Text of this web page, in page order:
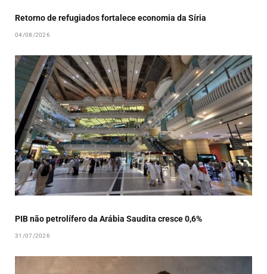
Retorno de refugiados fortalece economia da Síria
04/08/2026
PIB não petrolífero da Arábia Saudita cresce 0,6%
31/07/2026